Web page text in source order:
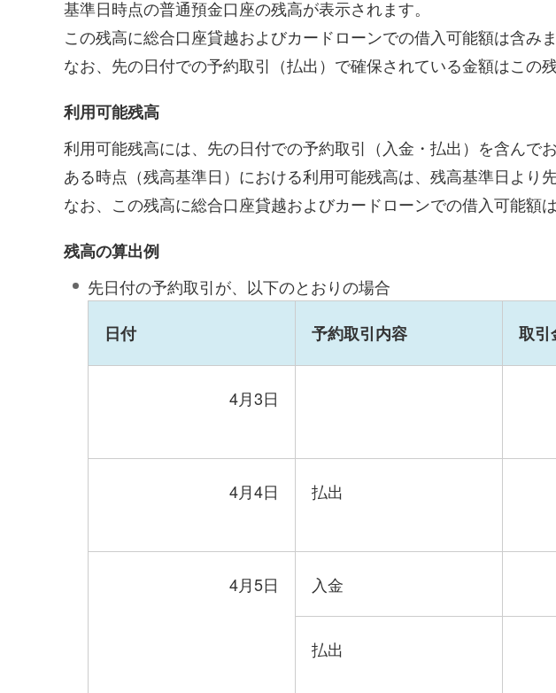
基準日時点の普通預金口座の残高が表示されます。
この残高に総合口座貸越およびカードローンでの借入可能額は含みま
なお、先の日付での予約取引（払出）で確保されている金額はこの
利用可能残高
利用可能残高には、先の日付での予約取引（入金・払出）を含んでお
ある時点（残高基準日）における利用可能残高は、残高基準日より
なお、この残高に総合口座貸越およびカードローンでの借入可能額は
残高の算出例
先日付の予約取引が、以下のとおりの場合
日付 予約取引内容 取引
4月3日
4月4日 払出
4月5日 入金
払出